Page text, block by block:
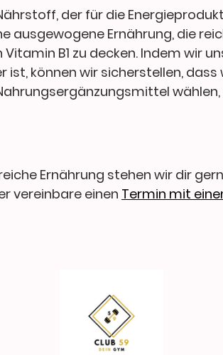
der für die
ausgewogene Ernährung, die
B1 zu decken. Indem wir
können wir sicherstellen,
Ernährung stehen wir dir
vereinbare einen Termin mit